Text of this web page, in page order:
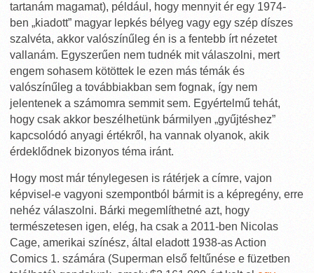
tartanám magamat), például, hogy mennyit ér egy 1974-
ben „kiadott” magyar lepkés bélyeg vagy egy szép díszes
szalvéta, akkor valószínűleg én is a fentebb írt nézetet
vallanám. Egyszerűen nem tudnék mit válaszolni, mert
engem sohasem kötöttek le ezen más témák és
valószínűleg a továbbiakban sem fognak, így nem
jelentenek a számomra semmit sem. Egyértelmű tehát,
hogy csak akkor beszélhetünk bármilyen „gyűjtéshez”
kapcsolódó anyagi értékről, ha vannak olyanok, akik
érdeklődnek bizonyos téma iránt.
Hogy most már ténylegesen is rátérjek a címre, vajon
képvisel-e vagyoni szempontból bármit is a képregény, erre
nehéz válaszolni. Bárki megemlíthetné azt, hogy
természetesen igen, elég, ha csak a 2011-ben Nicolas
Cage, amerikai színész, által eladott 1938-as Action
Comics 1. számára (Superman első feltűnése e füzetben